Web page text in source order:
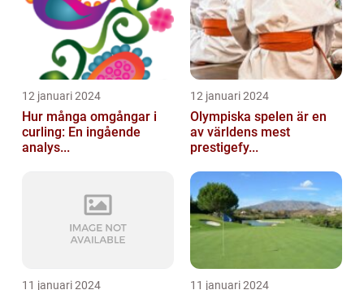
12 januari 2024
Hur många omgångar i
curling: En ingående
analys...
12 januari 2024
Olympiska spelen är en
av världens mest
prestigefy...
11 januari 2024 11 januari 2024